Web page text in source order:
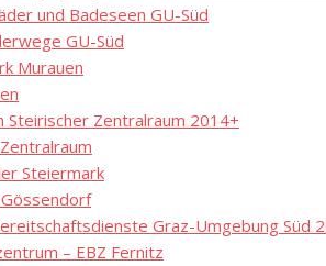
und Badeseen GU-Süd
GU-Süd
Murauen
Steirischer Zentralraum 2014+
Steiermark
Graz-Umgebung Süd
– EBZ Fernitz